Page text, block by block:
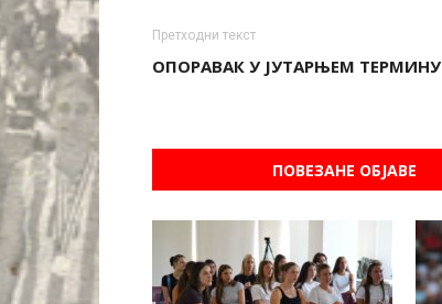
Претходни текст
ОПОРАВАК У ЈУТАРЊЕМ ТЕРМИНУ
ПОВЕЗАНЕ ОБЈАВЕ